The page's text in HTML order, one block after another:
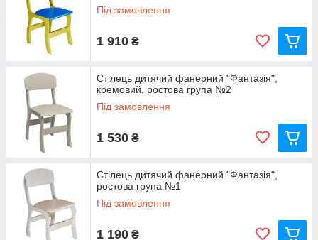
Під замовлення
1 910 ₴
Стілець дитячий фанерний "Фантазія",
кремовий, ростова група №2
Під замовлення
1 530 ₴
Стілець дитячий фанерний "Фантазія",
ростова група №1
Під замовлення
1 190 ₴